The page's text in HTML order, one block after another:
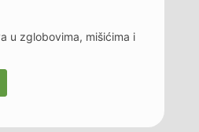
u zglobovima, mišićima i